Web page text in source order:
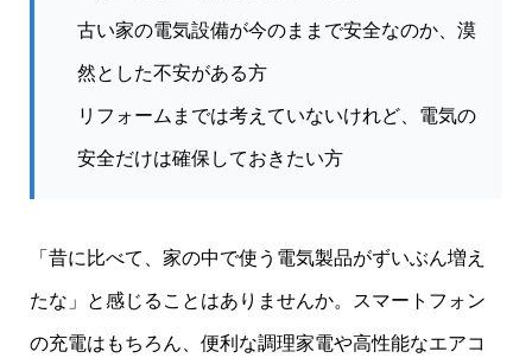
古い家の電気設備が今のままで安全なのか、漠
然とした不安がある方
リフォームまでは考えていないけれど、電気の
安全だけは確保しておきたい方
「昔に比べて、家の中で使う電気製品がずいぶん増え
たな」と感じることはありませんか。スマートフォン
の充電はもちろん、便利な調理家電や高性能なエアコ